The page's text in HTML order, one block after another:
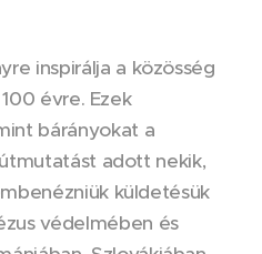
inspirálja a közösség
évre. Ezek
bárányokat a
adott nekik,
küldetésük
védelmében és